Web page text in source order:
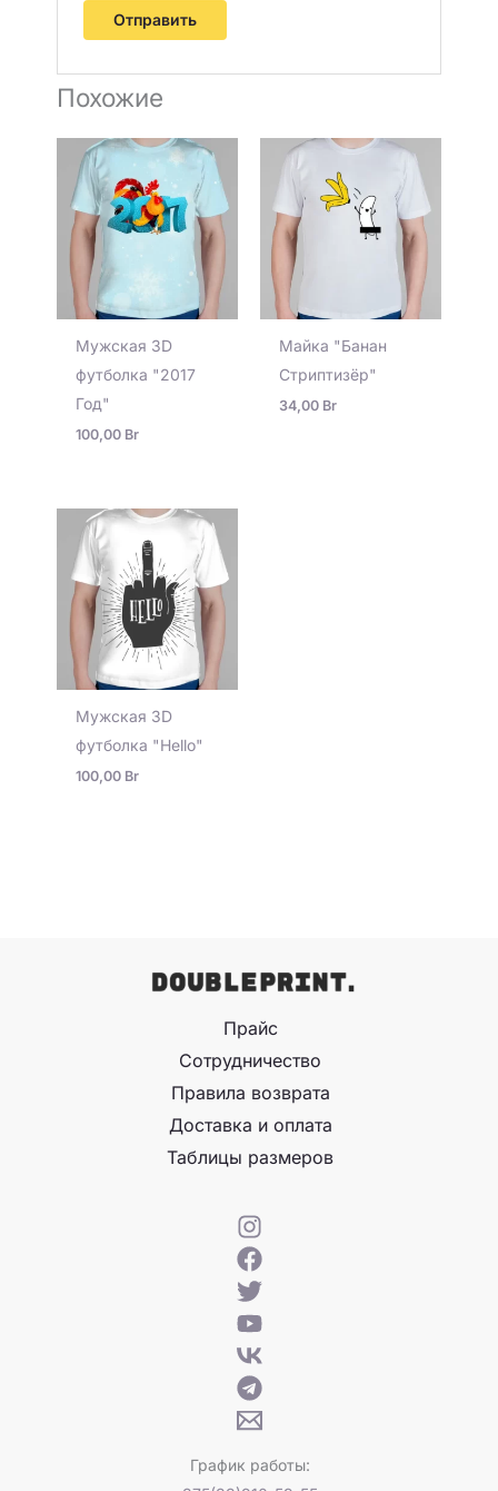
Похожие
Мужская 3D
футболка "2017
Год"
100,00 Br
Майка "Банан
Стриптизёр"
34,00 Br
Мужская 3D
футболка "Hello"
100,00 Br
Прайс
Сотрудничество
Правила возврата
Доставка и оплата
Таблицы размеров
График работы: